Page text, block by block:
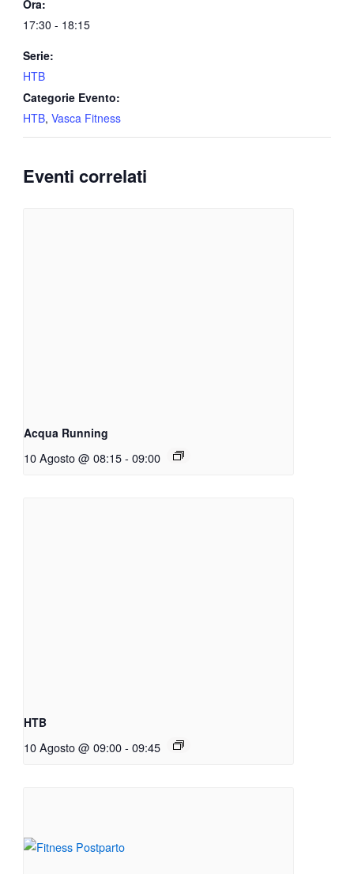
Ora:
17:30 - 18:15
Serie:
HTB
Categorie Evento:
HTB, Vasca Fitness
Eventi correlati
Acqua Running
10 Agosto @ 08:15 - 09:00
HTB
10 Agosto @ 09:00 - 09:45